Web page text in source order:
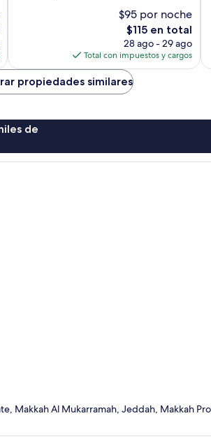
$95 por noche
El
precio
actual
es
de
$115
$115 en total
28 ago - 29 ago
Total con impuestos y cargos
propiedades similares
de
Makkah Al Mukarramah, Jeddah, Makkah